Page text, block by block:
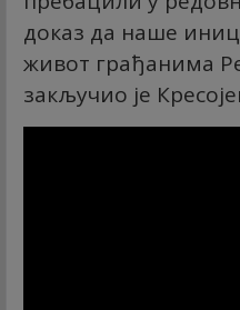
доказ да наше
живот грађанима
закључио је